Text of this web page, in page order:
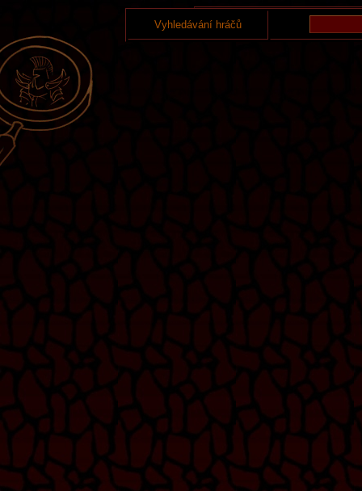
Vyhledávání hráčů